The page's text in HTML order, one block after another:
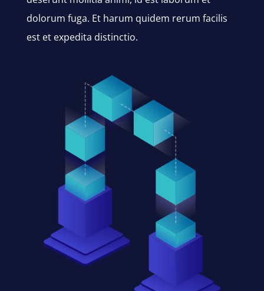
dolorum fuga. Et harum quidem rerum facilis
est et expedita distinctio.